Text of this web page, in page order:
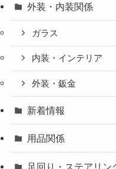
外装・内装関係
ガラス
内装・インテリア
外装・鈑金
新着情報
用品関係
足回り・ステアリン